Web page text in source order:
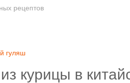
рецептов
гуляш
курицы в